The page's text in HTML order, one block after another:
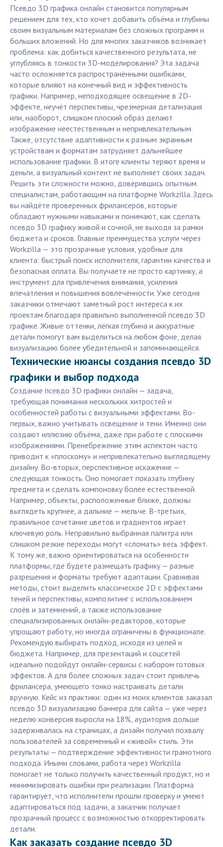
Псевдо 3D графика онлайн становится популярным
решением для тех, кто хочет добавить объёма и глубины
своим визуальным материалам без сложных программ и
больших вложений. Но для многих заказчиков возникает
проблема: как добиться качественного результата, не
углубляясь в тонкости 3D-моделирования? Эта задача
часто осложняется распространёнными ошибками,
которые влияют на конечный вид и эффективность
графики. Например, неподходящее освещение в 2D-
эффекте, неучёт перспективы, чрезмерная детализация
или, наоборот, слишком плоский образ делают
изображение неестественным и непривлекательным.
Также, отсутствие адаптивности к разным экранным
устройствам и форматам затрудняет дальнейшее
использование графики. В итоге клиенты теряют время и
деньги, а визуальный контент не выполняет своих задач.
Решить эти сложности можно, доверившись опытным
специалистам, работающим на платформе Workzilla. Здесь
вы найдёте проверенных фрилансеров, которые
обладают нужными навыками и понимают, как сделать
псевдо 3D графику живой и сочной, не выходя за рамки
бюджета и сроков. Главные преимущества услуги через
Workzilla — это прозрачные условия, удобные для
клиента: быстрый поиск исполнителя, гарантии качества и
безопасная оплата. Вы получаете не просто картинку, а
инструмент для привлечения внимания, усиления
впечатления и повышения вовлечённости. Уже сегодня
заказчики отмечают заметный рост интереса к их
проектам благодаря правильно выполненной псевдо 3D
графике. Живые оттенки, лёгкая глубина и аккуратные
детали помогут вам выделиться на любом фоне, делая
визуализацию более убедительной и запоминающейся.
Технические нюансы создания псевдо 3D
графики и выбор подхода
Создание псевдо 3D графики онлайн — задача,
требующая понимания нескольких хитростей и
особенностей работы с визуальными эффектами. Во-
первых, важно учитывать освещение и тени. Именно они
создают иллюзию объёма, даже при работе с плоскими
изображениями. Пренебрежение этим аспектом часто
приводит к «плоскому» и непривлекательно выглядящему
дизайну. Во-вторых, перспективное искажение —
следующая тонкость. Оно помогает показать глубину
предмета и сделать компоновку более естественной.
Например, объекты, расположенные ближе, должны
выглядеть крупнее, а дальние — мельче. В-третьих,
правильное сочетание цветов и градиентов играет
ключевую роль. Неправильно выбранная палитра или
слишком резкие переходы могут «сломать» весь эффект.
К тому же, важно ориентироваться на особенности
платформы, где будете размещать графику — разные
разрешения и форматы требуют адаптации. Сравнивая
методы, стоит выделить классическое 2D с эффектами
теней и перспективы, композитинг с использованием
слоёв и затемнений, а также использование
специализированных онлайн-редакторов, которые
упрощают работу, но иногда ограничены в функционале.
Рекомендую выбирать подход, исходя из целей и
бюджета. Например, для презентаций и соцсетей
идеально подойдут онлайн-сервисы с набором готовых
эффектов. А для более сложных задач стоит привлечь
фрилансера, умеющего тонко настраивать детали
вручную. Кейс из практики: один из моих клиентов заказал
псевдо 3D визуализацию баннера для сайта — уже через
неделю конверсия выросла на 18%, аудитория дольше
задерживалась на страницах, а дизайн получил похвалу
пользователей за современный и «живой» стиль. Эти
результаты — подтверждение эффективности грамотного
подхода. Иными словами, работа через Workzilla
помогает не только получить качественный продукт, но и
минимизировать ошибки при реализации. Платформа
гарантирует, что исполнители прошли проверку и умеют
адаптироваться под задачи, а заказчик получает
прозрачный процесс с возможностью откорректировать
детали.
Как заказать создание псевдо 3D